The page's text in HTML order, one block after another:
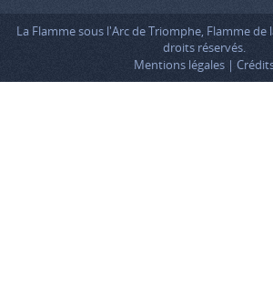
La Flamme sous l'Arc de Triomphe, Flamme
droits réservés.
Mentions légales